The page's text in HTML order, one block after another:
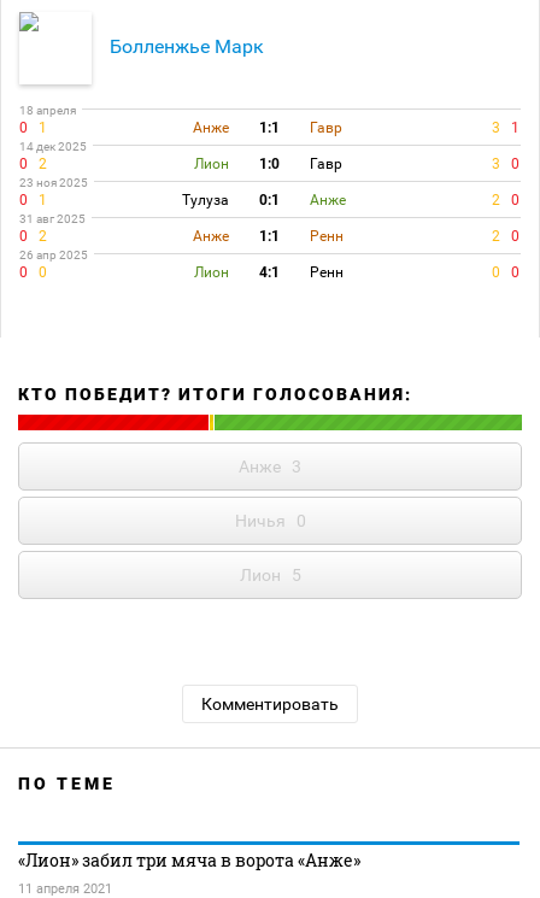
Болленжье Марк
18 апреля
0 1 Анже 1:1 Гавр 3 1
14 дек 2025
0 2 Лион 1:0 Гавр 3 0
23 ноя 2025
0 1 Тулуза 0:1 Анже 2 0
31 авг 2025
0 2 Анже 1:1 Ренн 2 0
26 апр 2025
0 0 Лион 4:1 Ренн 0 0
КТО ПОБЕДИТ? ИТОГИ ГОЛОСОВАНИЯ:
Анже 3
Ничья 0
Лион 5
Комментировать
ПО ТЕМЕ
«Лион» забил три мяча в ворота «Анже»
11 апреля 2021